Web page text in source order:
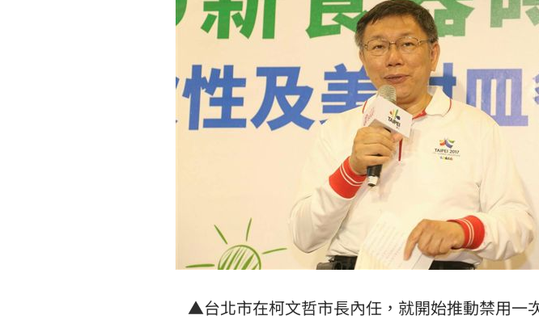
▲台北市在柯文哲市長內任，就開始推動禁用一